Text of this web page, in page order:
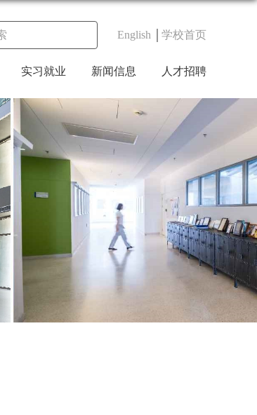
English 学校首页
实习就业 新闻信息 人才招聘